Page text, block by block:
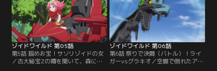
積んでいくアラシ。【提供：バンダ
イチャンネル】
とするが、そこへデスメタル四天王
のひとり“瞬撃のドレイク”が現れ
る。【提供：バンダイチャンネル】
ゾイドワイルド 第05話
第5話 掴めお宝！サソリゾイドの女
／古大秘宝Zの噂を聞いて、森に入
ゾイドワイルド 第06話
第6話 祭りで決闘（バトル）！ライ
ガーvsグラキオ／空腹で倒れたアラ